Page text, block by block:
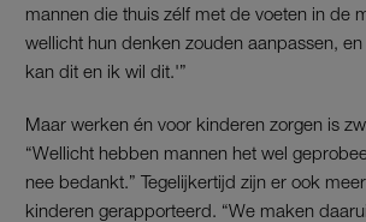
mannen die thuis zélf met de voeten in de
wellicht hun denken zouden aanpassen, en
kan dit en ik wil dit.'”
Maar werken én voor kinderen zorgen is
“Wellicht hebben mannen het wel
nee bedankt.” Tegelijkertijd zijn er ook
kinderen gerapporteerd. “We maken